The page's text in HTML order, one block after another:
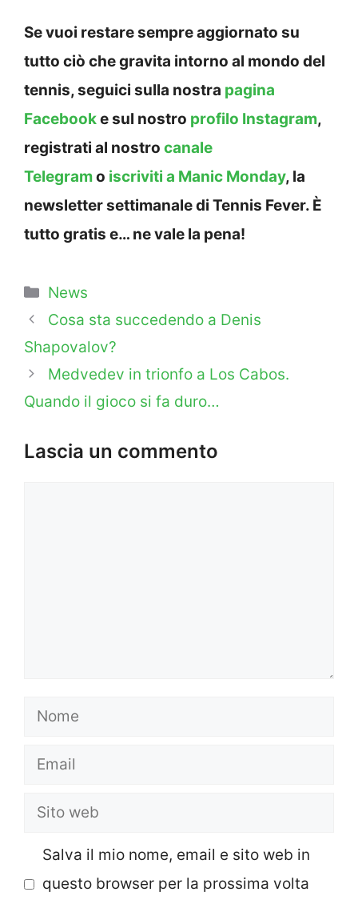
Se vuoi restare sempre aggiornato su
tutto ciò che gravita intorno al mondo del
tennis, seguici sulla nostra pagina
Facebooke sul nostro profilo Instagram,
registrati al nostro canale
Telegramo iscriviti a Manic Monday, la
newsletter settimanale di Tennis Fever. È
tutto gratis e… ne vale la pena!
Categorie
News
Cosa sta succedendo a Denis
Shapovalov?
Medvedev in trionfo a Los Cabos.
Quando il gioco si fa duro…
Lascia un commento
Nome
Email
Sito
Salva il mio nome, email e sito web in
questo browser per la prossima volta